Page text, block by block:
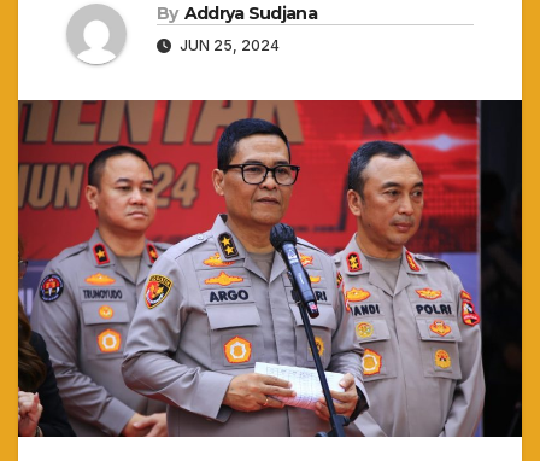
By Addrya Sudjana
JUN 25, 2024